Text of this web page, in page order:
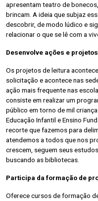
apresentam teatro de
brincam. A ideia que subjaz
descobrir, de modo lúdico e
relacionar o que se lê com a
Desenvolve ações e
Os projetos de leitura
solicitação e acontece nas
ação mais frequente nas
consiste em realizar um
público em torno de mil
Educação Infantil e Ensino
recorte que fazemos para
atendemos a todos que nos
crescem, seguem seus
buscando as bibliotecas.
Participa da formação de
Oferece cursos de formação